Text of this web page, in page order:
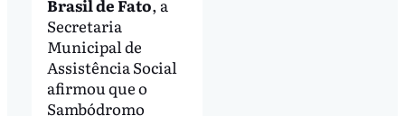
Brasil de Fato, a
Secretaria
Municipal de
Assistência Social
afirmou que o
Sambódromo